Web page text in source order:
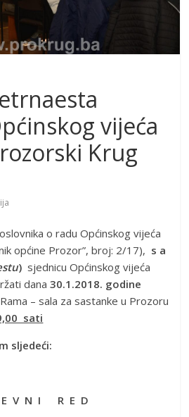
vijeća
Krug
o radu Općinskog vijeća
općine Prozor”, broj: 2/17), s a
)sjednicu Općinskog vijeća
dana30.1.2018. godine
– sala za sastanke u Prozoru
sati
sljedeći:
E V N I R E D